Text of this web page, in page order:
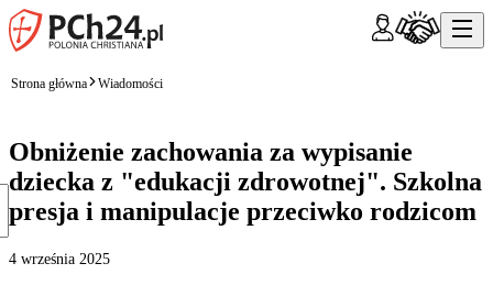
Strona główna Wiadomości
Obniżenie zachowania za wypisanie
dziecka z "edukacji zdrowotnej". Szkolna
presja i manipulacje przeciwko rodzicom
4 września 2025